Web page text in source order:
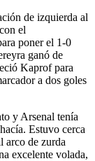
de izquierda al
el
poner el 1-0
ganó de
Kaprof para
a dos goles
y Arsenal tenía
Estuvo cerca
arco de zurda
excelente volada,